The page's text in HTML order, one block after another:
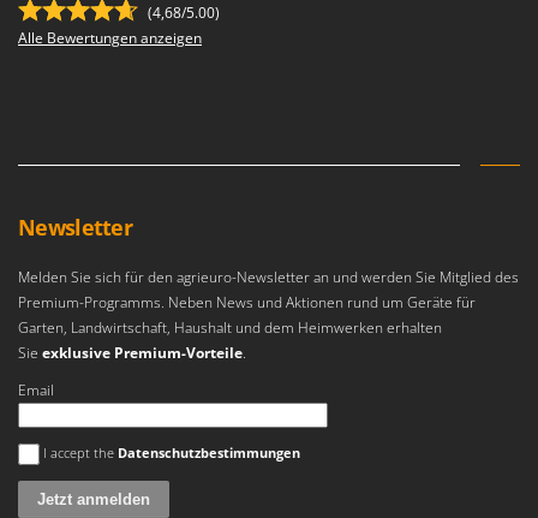
(4,68/5.00)
Alle Bewertungen anzeigen
Newsletter
Melden Sie sich für den agrieuro-Newsletter an und werden Sie Mitglied des
Premium-Programms. Neben News und Aktionen rund um Geräte für
Garten, Landwirtschaft, Haushalt und dem Heimwerken erhalten
Sie exklusive Premium-Vorteile.
Email
Es ist ein Fehler aufgetreten
I accept the Datenschutzbestimmungen